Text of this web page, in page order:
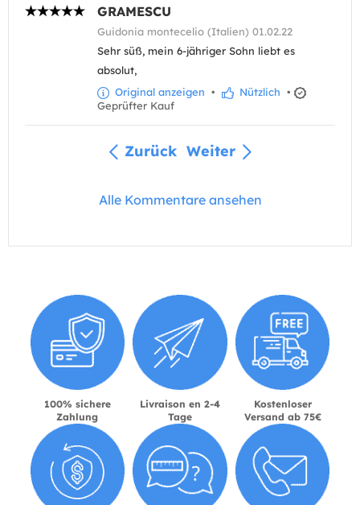
GRAMESCU
Guidonia montecelio (Italien) 01.02.22
Sehr süß, mein 6-jähriger Sohn liebt es
absolut,
Original anzeigen • Nützlich •
Geprüfter Kauf
Zurück Weiter
Alle Kommentare ansehen
100% sichere
Zahlung
Livraison en 2-4
Tage
Kostenloser
Versand ab 75€